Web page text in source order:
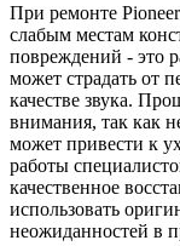
При ремонте
слабым местам
повреждений - это
может страдать от
качестве звука.
внимания, так как
может привести к
работы
качественное
использовать
неожиданностей в